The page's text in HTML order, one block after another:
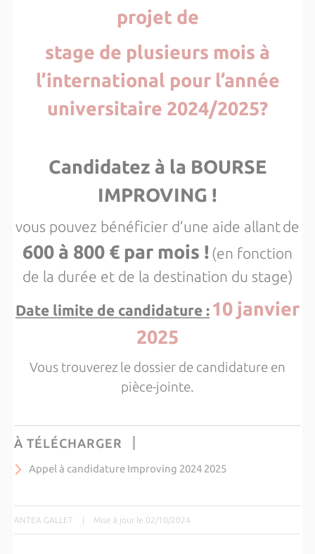
projet de
stage de plusieurs mois à
l’international pour l’année
universitaire 2024/2025?
Candidatez à la BOURSE
IMPROVING !
vous pouvez bénéficier d’une aide allantde
600 à 800 € par mois ! (en fonction
de la durée et de la destination du stage)
Date limite de candidature : 10 janvier
2025
Vous trouverez le dossier de candidature en
pièce-jointe.
À TÉLÉCHARGER
Appel à candidature Improving 2024 2025
ANTEA GALLET | Mise à jour le 02/10/2024